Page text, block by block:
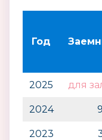
Год
2025 для
2024
2023